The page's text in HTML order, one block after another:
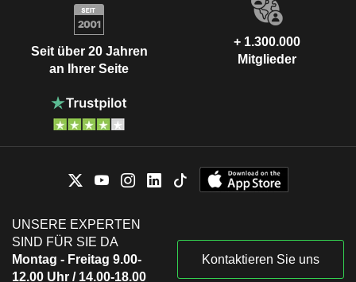
Seit über 20 Jahren
an Ihrer Seite
+ 1.300.000
Mitglieder
UNSERE EXPERTEN
SIND FÜR SIE DA
Montag - Freitag 9.00-
12.00 Uhr / 14.00-18.00
Kontaktieren Sie uns